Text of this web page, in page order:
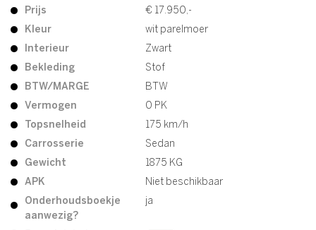
Prijs € 17.950,-
Kleur wit parelmoer
Interieur Zwart
Bekleding Stof
BTW/MARGE BTW
Vermogen 0 PK
Topsnelheid 175 km/h
Carrosserie Sedan
Gewicht 1875 KG
APK Niet beschikbaar
Onderhoudsboekje
aanwezig?
ja